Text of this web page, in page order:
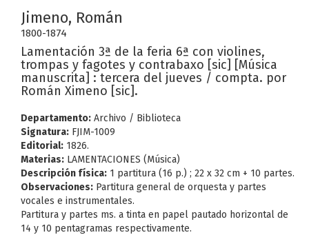
Jimeno, Román
1800-1874
Lamentación 3ª de la feria 6ª con violines,
trompas y fagotes y contrabaxo [sic] [Música
manuscrita] : tercera del jueves / compta. por
Román Ximeno [sic].
Departamento: Archivo / Biblioteca
Signatura: FJIM-1009
Editorial: 1826.
Materias: LAMENTACIONES (Música)
Descripción física: 1 partitura (16 p.) ; 22 x 32 cm + 10 partes.
Observaciones: Partitura general de orquesta y partes
vocales e instrumentales.
Partitura y partes ms. a tinta en papel pautado horizontal de
14 y 10 pentagramas respectivamente.